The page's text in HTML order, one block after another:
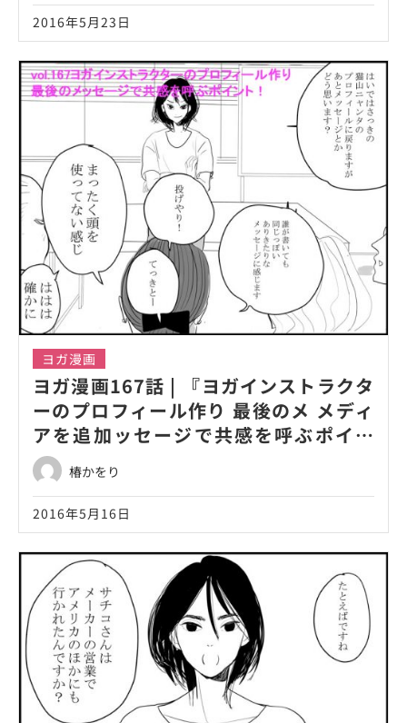
2016年5月23日
ヨガ漫画
ヨガ漫画167話 | 『ヨガインストラクタ
ーのプロフィール作り 最後のメ メディ
アを追加ッセージで共感を呼ぶポイン
ト！』椿かをり
2016年5月16日